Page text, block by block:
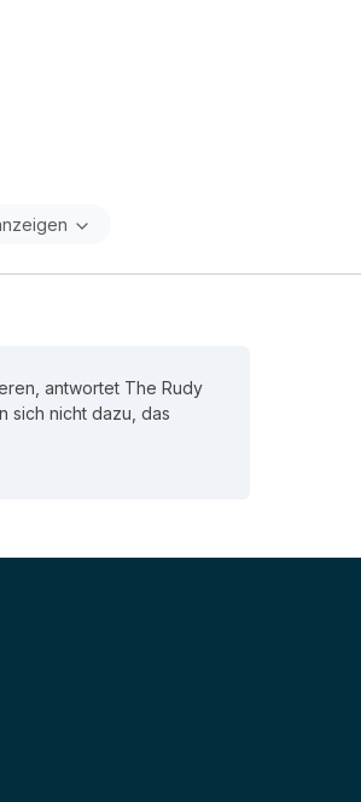
antwortet The Rudy
sich nicht dazu, das